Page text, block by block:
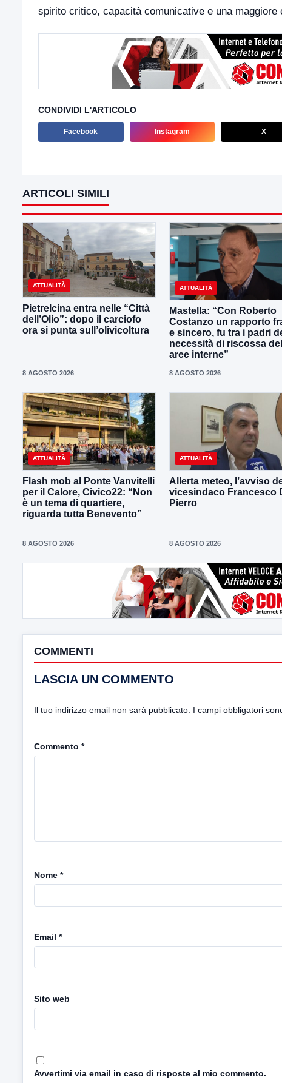
spirito critico, capacità comunicative e una
CONDIVIDI L'ARTICOLO
Facebook Instagram X
ARTICOLI SIMILI
ATTUALITÀ
Pietrelcina entra nelle “Città
dell’Olio”: dopo il carciofo
ora si punta sull’olivicoltura
8 AGOSTO 2026
ATTUALITÀ
Mastella: “Con Roberto
Costanzo un rapporto
e sincero, fu tra i padri
necessità di riscossa
aree interne”
8 AGOSTO 2026
ATTUALITÀ
Flash mob al Ponte Vanvitelli
per il Calore, Civico22: “Non
è un tema di quartiere,
riguarda tutta Benevento”
8 AGOSTO 2026
ATTUALITÀ
Allerta meteo, l’avviso
vicesindaco Francesco
Pierro
8 AGOSTO 2026
COMMENTI
LASCIA UN COMMENTO
Il tuo indirizzo email non sarà pubblicato. I campi obbligatori
Commento *
Nome *
Email *
Sito web
Avvertimi via email in caso di risposte al mio commento.